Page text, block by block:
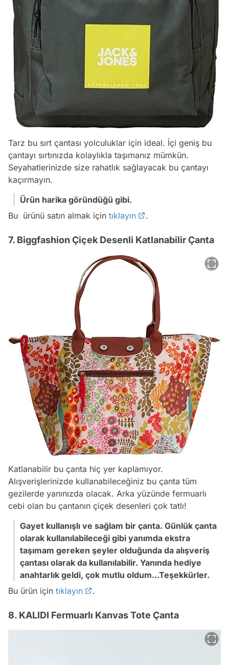
Tarz bu sırt çantası yolculuklar için ideal. İçi geniş bu
çantayı sırtınızda kolaylıkla taşımanız mümkün.
Seyahatlerinizde size rahatlık sağlayacak bu çantayı
kaçırmayın.
Ürün harika göründüğü gibi.
Bu ürünü satın almak için tıklayın .
7. Biggfashion Çiçek Desenli Katlanabilir Çanta
Katlanabilir bu çanta hiç yer kaplamıyor.
Alışverişlerinizde kullanabileceğiniz bu çanta tüm
gezilerde yanınızda olacak. Arka yüzünde fermuarlı
cebi olan bu çantanın çiçek desenleri çok tatlı!
Gayet kullanışlı ve sağlam bir çanta. Günlük çanta
olarak kullanılabileceği gibi yanımda ekstra
taşımam gereken şeyler olduğunda da alışveriş
çantası olarak da kullanılabilir. Yanında hediye
anahtarlık geldi, çok mutlu oldum...Teşekkürler.
Bu ürün için tıklayın .
8. KALIDI Fermuarlı Kanvas Tote Çanta